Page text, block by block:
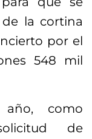
la cortina
por el
548 mil
como
de